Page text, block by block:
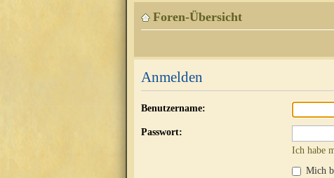
Foren-Übersicht
Anmelden
Benutzername:
Passwort:
Ich habe
Mich